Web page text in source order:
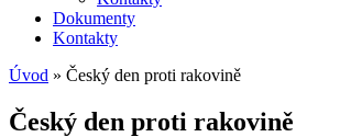
Dokumenty
Kontakty
Úvod » Český den proti rakovině
Český den proti rakovině